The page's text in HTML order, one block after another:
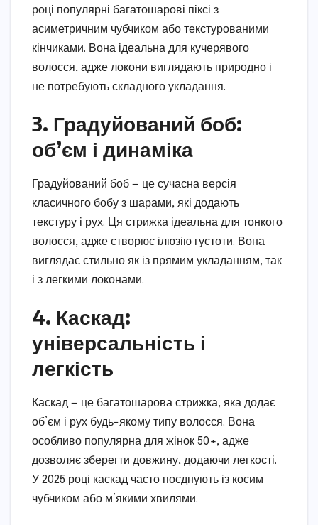
році популярні багатошарові піксі з
асиметричним чубчиком або текстурованими
кінчиками. Вона ідеальна для кучерявого
волосся, адже локони виглядають природно і
не потребують складного укладання.
3. Градуйований боб:
об’єм і динаміка
Градуйований боб — це сучасна версія
класичного бобу з шарами, які додають
текстуру і рух. Ця стрижка ідеальна для тонкого
волосся, адже створює ілюзію густоти. Вона
виглядає стильно як із прямим укладанням, так
і з легкими локонами.
4. Каскад:
універсальність і
легкість
Каскад — це багатошарова стрижка, яка додає
об’єм і рух будь-якому типу волосся. Вона
особливо популярна для жінок 50+, адже
дозволяє зберегти довжину, додаючи легкості.
У 2025 році каскад часто поєднують із косим
чубчиком або м’якими хвилями.